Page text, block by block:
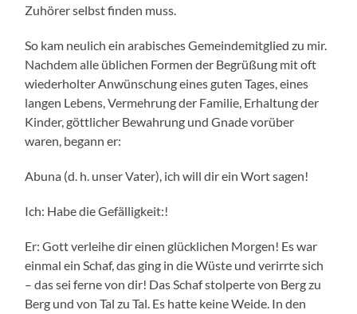
Zuhörer selbst finden muss.
So kam neulich ein arabisches Gemeindemitglied zu mir.
Nachdem alle üblichen Formen der Begrüßung mit oft
wiederholter Anwünschung eines guten Tages, eines
langen Lebens, Vermehrung der Familie, Erhaltung der
Kinder, göttlicher Bewahrung und Gnade vorüber
waren, begann er:
Abuna (d. h. unser Vater), ich will dir ein Wort sagen!
Ich: Habe die Gefälligkeit:!
Er: Gott verleihe dir einen glücklichen Morgen! Es war
einmal ein Schaf, das ging in die Wüste und verirrte sich
– das sei ferne von dir! Das Schaf stolperte von Berg zu
Berg und von Tal zu Tal. Es hatte keine Weide. In den